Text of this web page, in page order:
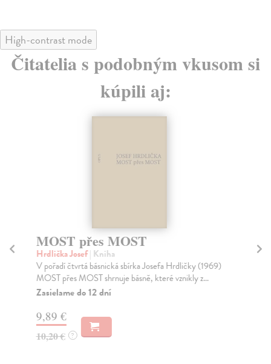
High-contrast mode
Čitatelia s podobným vkusom si
kúpili aj:
MOST přes MOST
Hrdlička Josef| Kniha
V pořadí čtvrtá básnická sbírka Josefa Hrdličky (1969)
MOST přes MOST shrnuje básně, které vznikly z...
Zasielame do 12 dní
9,89 €
10,20 € ?